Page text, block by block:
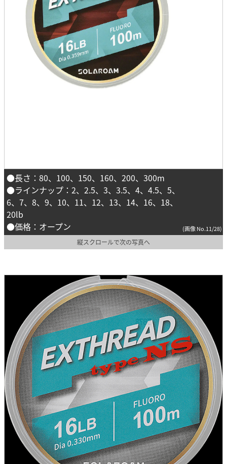
●長さ：80、100、150、160、200、300m
●ラインナップ：2、2.5、3、3.5、4、4.5、5、
6、7、8、9、10、11、12、13、14、16、18、
20lb
●価格：オープン
(画像 No.11/28)
縦スクロールで次の写真へ